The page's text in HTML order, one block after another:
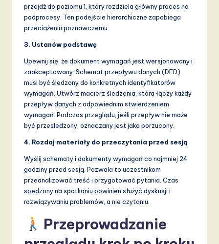
przejdź do poziomu 1, który rozdziela główny proces na
podprocesy. Ten podejście hierarchiczne zapobiega
przeciążeniu poznawczemu.
3. Ustanów podstawę
Upewnij się, że dokument wymagań jest wersjonowany i
zaakceptowany. Schemat przepływu danych (DFD)
musi być śledzony do konkretnych identyfikatorów
wymagań. Utwórz macierz śledzenia, która łączy każdy
przepływ danych z odpowiednim stwierdzeniem
wymagań. Podczas przeglądu, jeśli przepływ nie może
być przesledzony, oznaczany jest jako porzucony.
4. Rozdaj materiały do przeczytania przed sesją
Wyślij schematy i dokumenty wymagań co najmniej 24
godziny przed sesją. Pozwala to uczestnikom
przeanalizować treść i przygotować pytania. Czas
spędzony na spotkaniu powinien służyć dyskusji i
rozwiązywaniu problemów, a nie czytaniu.
Przeprowadzanie